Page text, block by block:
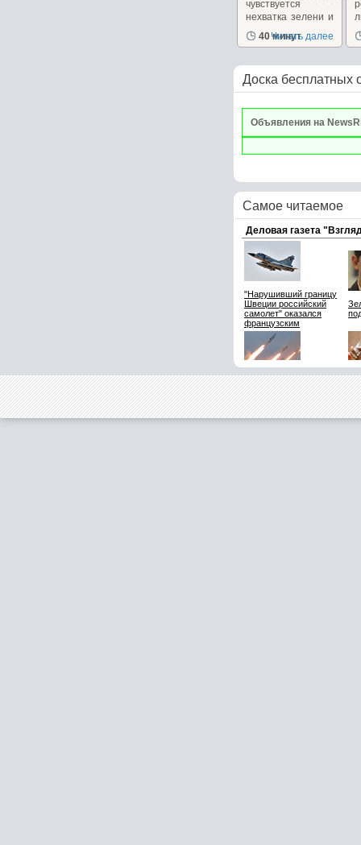
чувствуется
нехватка зелени и
витаминов....
40 минут
Читать далее
Доска бесплатных
Объявления на
Самое читаемое